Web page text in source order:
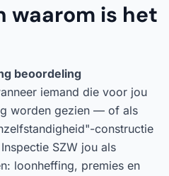
waarom is het
beoordeling
iemand die voor jou
worden gezien — of als
constructie
SZW jou als
loonheffing, premies en